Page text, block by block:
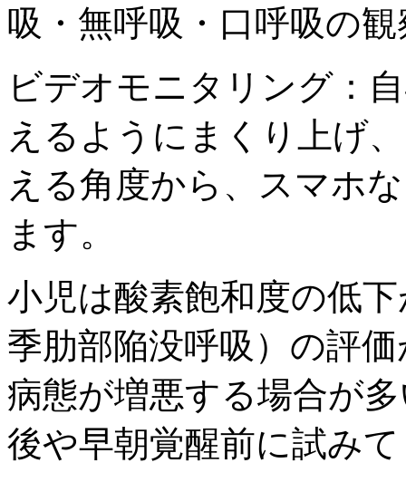
吸・無呼吸・口呼吸の
ビデオモニタリング：
えるようにまくり上げ
える角度から、スマホ
ます。
小児は酸素飽和度の低
季肋部陥没呼吸） の評
病態が増悪する場合が
後や早朝覚醒前に試み